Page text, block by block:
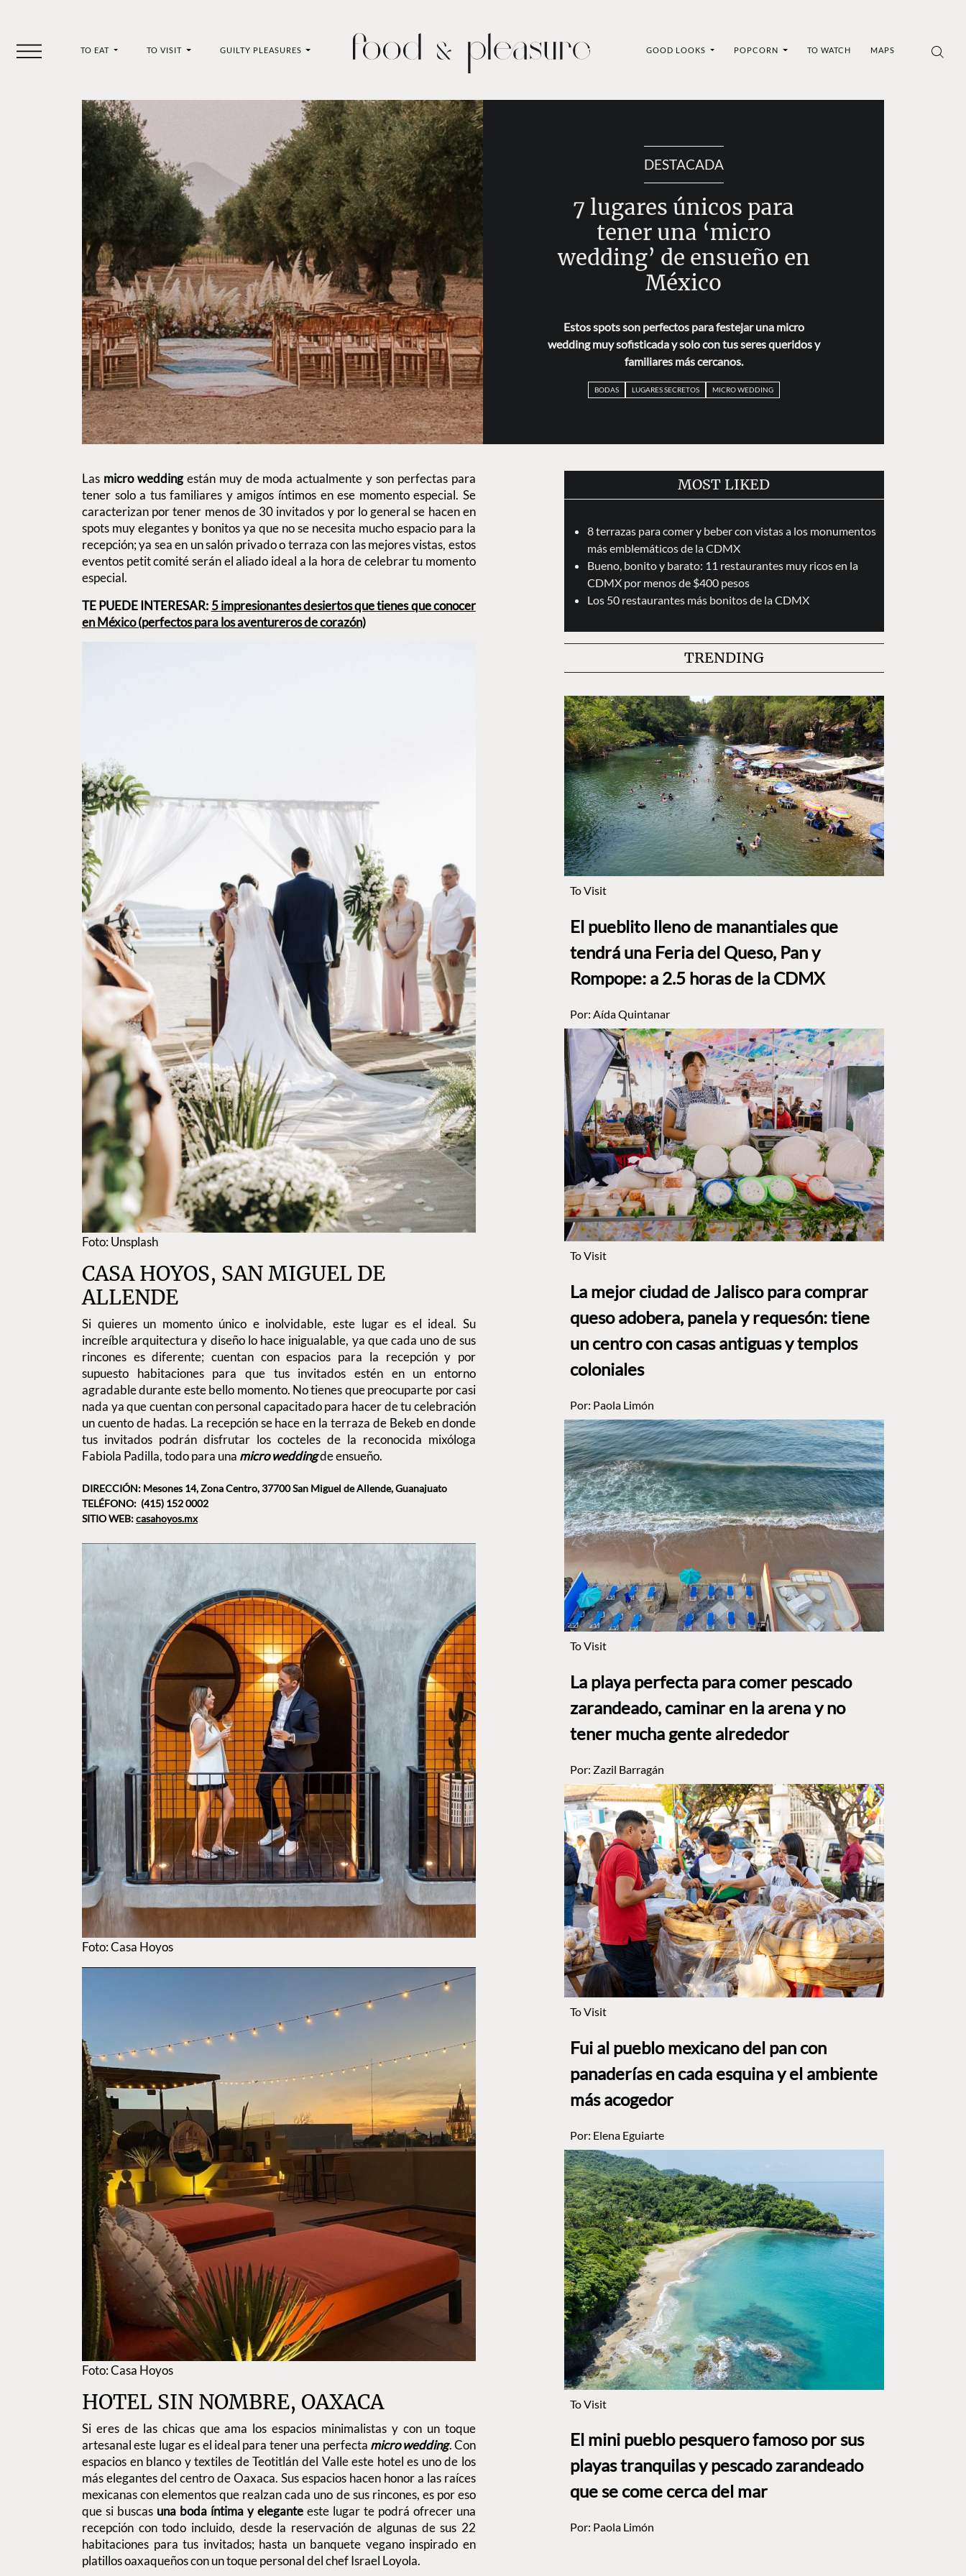
TO EAT TO VISIT GUILTY PLEASURES GOOD LOOKS POPCORN TO WATCH MAPS
DESTACADA
7 lugares únicos para
tener una ‘micro
wedding’ de ensueño en
México
Estos spots son perfectos para festejar una micro
wedding muy sofisticada y solo con tus seres queridos y
familiares más cercanos.
BODAS LUGARES SECRETOS MICRO WEDDING
Las micro wedding están muy de moda actualmente y son perfectas para
tener solo a tus familiares y amigos íntimos en ese momento especial. Se
caracterizan por tener menos de 30 invitados y por lo general se hacen en
spots muy elegantes y bonitos ya que no se necesita mucho espacio para la
recepción; ya sea en un salón privado o terraza con las mejores vistas, estos
eventos petit comité serán el aliado ideal a la hora de celebrar tu momento
especial.
TE PUEDE INTERESAR: 5 impresionantes desiertos que tienes que conocer
en México (perfectos para los aventureros de corazón)
Foto: Unsplash
CASA HOYOS, SAN MIGUEL DE
ALLENDE
Si quieres un momento único e inolvidable, este lugar es el ideal. Su
increíble arquitectura y diseño lo hace inigualable, ya que cada uno de sus
rincones es diferente; cuentan con espacios para la recepción y por
supuesto habitaciones para que tus invitados estén en un entorno
agradable durante este bello momento. No tienes que preocuparte por casi
nada ya que cuentan con personal capacitado para hacer de tu celebración
un cuento de hadas. La recepción se hace en la terraza de Bekeb en donde
tus invitados podrán disfrutar los cocteles de la reconocida mixóloga
Fabiola Padilla, todo para una micro weddingde ensueño.
DIRECCIÓN: Mesones 14, Zona Centro, 37700 San Miguel de Allende, Guanajuato
TELÉFONO: (415) 152 0002
SITIO WEB:casahoyos.mx
Foto: Casa Hoyos
Foto: Casa Hoyos
HOTEL SIN NOMBRE, OAXACA
Si eres de las chicas que ama los espacios minimalistas y con un toque
artesanal este lugar es el ideal para tener una perfecta micro wedding. Con
espacios en blanco y textiles de Teotitlán del Valle este hotel es uno de los
más elegantes del centro de Oaxaca. Sus espacios hacen honor a las raíces
mexicanas con elementos que realzan cada uno de sus rincones, es por eso
que si buscas una boda íntima y eleganteeste lugar te podrá ofrecer una
recepción con todo incluido, desde la reservación de algunas de sus 22
habitaciones para tus invitados; hasta un banquete vegano inspirado en
platillos oaxaqueños con un toque personal del chef Israel Loyola.
MOST LIKED
8 terrazas para comer y beber con vistas a los monumentos
más emblemáticos de la CDMX
Bueno, bonito y barato: 11 restaurantes muy ricos en la
CDMX por menos de $400 pesos
Los 50 restaurantes más bonitos de la CDMX
TRENDING
To Visit
El pueblito lleno de manantiales que
tendrá una Feria del Queso, Pan y
Rompope: a 2.5 horas de la CDMX
Por: Aída Quintanar
To Visit
La mejor ciudad de Jalisco para comprar
queso adobera, panela y requesón: tiene
un centro con casas antiguas y templos
coloniales
Por: Paola Limón
To Visit
La playa perfecta para comer pescado
zarandeado, caminar en la arena y no
tener mucha gente alrededor
Por: Zazil Barragán
To Visit
Fui al pueblo mexicano del pan con
panaderías en cada esquina y el ambiente
más acogedor
Por: Elena Eguiarte
To Visit
El mini pueblo pesquero famoso por sus
playas tranquilas y pescado zarandeado
que se come cerca del mar
Por: Paola Limón